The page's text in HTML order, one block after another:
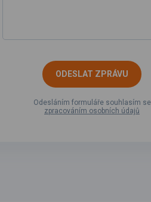
ODESLAT ZPRÁVU
Odesláním formuláře souhlasím se
zpracováním osobních údajů